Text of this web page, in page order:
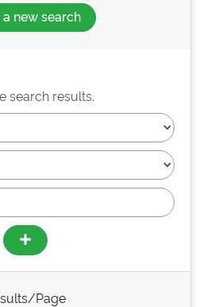
new search
search results.
Page